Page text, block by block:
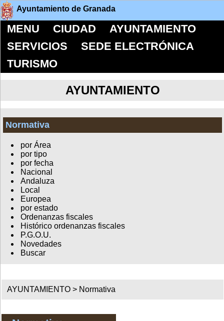
Ayuntamiento de Granada
MENU CIUDAD
AYUNTAMIENTO
SERVICIOS
SEDE ELECTRÓNICA
TURISMO
AYUNTAMIENTO
Normativa
por Área
por tipo
por fecha
Nacional
Andaluza
Local
Europea
por estado
Ordenanzas fiscales
Histórico ordenanzas fiscales
P.G.O.U.
Novedades
Buscar
AYUNTAMIENTO > Normativa